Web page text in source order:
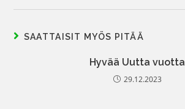
SAATTAISIT MYÖS PITÄÄ
Hyvää Uutta vuotta
29.12.2023